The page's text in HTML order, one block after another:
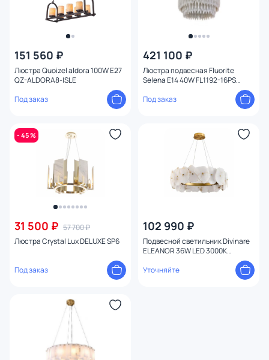
151 560 ₽
Люстра Quoizel aldora 100W E27
QZ-ALDORA8-ISLE
Под заказ
421 100 ₽
Люстра подвесная Fluorite
Selena E14 40W FL1192-16PS
Под заказ
- 45 %
31 500 ₽ 57 700 ₽
Люстра Crystal Lux DELUXE SP6
Под заказ
102 990 ₽
Подвесной светильник Divinare
ELEANOR 36W LED 3000К
Уточняйте